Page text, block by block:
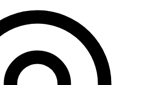
область
область
область
відповідальні за контактування з
укладення договорів